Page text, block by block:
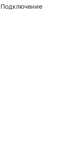
Подключение